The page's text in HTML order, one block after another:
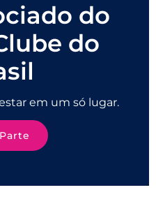
do
do
em um só lugar.